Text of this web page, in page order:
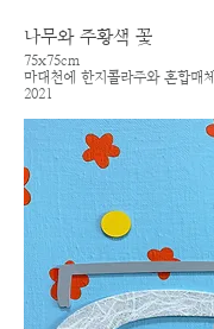
나무와 주황색 꽃
75x75cm
마대천에 한지콜라주와 혼합매체
2021